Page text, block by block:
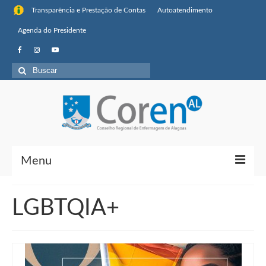
Transparência e Prestação de Contas Autoatendimento
Agenda do Presidente
Buscar
por:
Menu
Sobre o Coren-AL
Missão, visão de futuro e valores
LGBTQIA+